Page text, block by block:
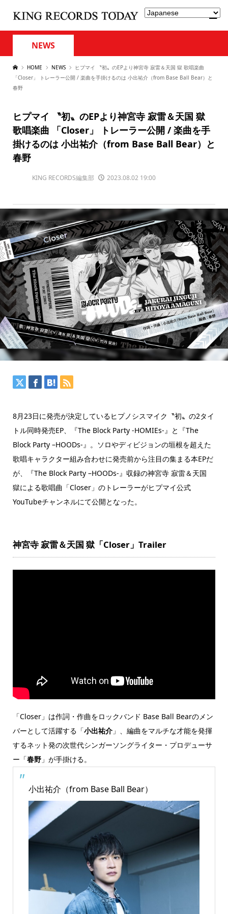
NEWS
HOME NEWS
ヒプマイ 〝初〟のEPより神宮寺 寂雷＆天国 獄 歌唱楽曲
「Closer」 トレーラー公開 / 楽曲を手掛けるのは 小出祐介（from Base Ball Bear）と
春野
ヒプマイ 〝初〟のEPより神宮寺 寂雷＆天国 獄
歌唱楽曲 「Closer」 トレーラー公開 / 楽曲を手
掛けるのは 小出祐介（from Base Ball Bear）と
春野
KING RECORDS編集部 2023.08.02 19:00
8月23日に発売が決定しているヒプノシスマイク〝初〟の2タイ
トル同時発売EP、『The Block Party -HOMIEs-』と『The
Block Party –HOODs-』。ソロやディビジョンの垣根を超えた
歌唱キャラクター組み合わせに発売前から注目の集まる本EPだ
が、『The Block Party –HOODs-』収録の神宮寺 寂雷＆天国
獄による歌唱曲「Closer」のトレーラーがヒプマイ公式
YouTubeチャンネルにて公開となった。
神宮寺 寂雷＆天国 獄「Closer」Trailer
「Closer」は作詞・作曲をロックバンド Base Ball Bearのメン
バーとして活躍する「小出祐介」、編曲をマルチな才能を発揮
するネット発の次世代シンガーソングライター・プロデューサ
ー「春野」が手掛ける。
小出祐介（from Base Ball Bear）